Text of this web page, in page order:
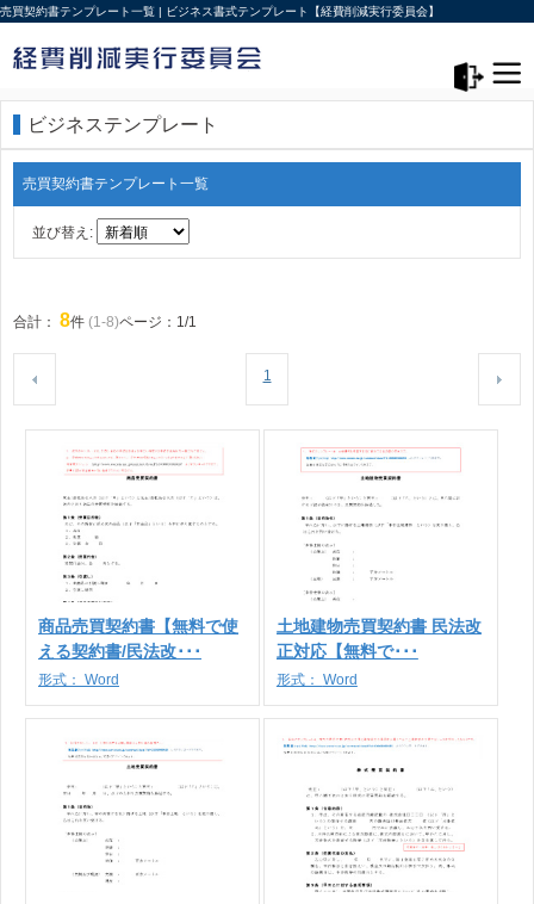
売買契約書テンプレート一覧 | ビジネス書式テンプレート【経費削減実行委員会】
ビジネステンプレート
売買契約書テンプレート一覧
並び替え:
合計： 8件 (1-8)ページ：1/1
1
商品売買契約書【無料で使
える契約書/民法改･･･
形式： Word
土地建物売買契約書 民法改
正対応【無料で･･･
形式： Word